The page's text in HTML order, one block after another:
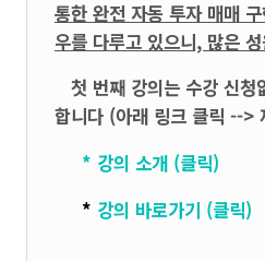
통한 완전 자동 투자 매매
우를 다루고 있으니, 많은
첫 번째 강의는 수강 신청
합니다 (아래 링크 클릭 -->
* 강의 소개 (클릭)
* 강의 바로가기 (클릭)